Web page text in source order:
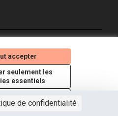
de confidentialité
accepter
seulement les
essentiels
(Lien externe)
(Lien externe)
(Lien externe)
Licence Creative
(Lien externe)